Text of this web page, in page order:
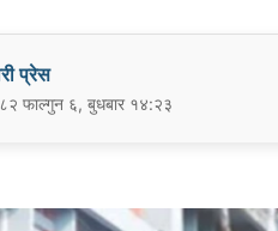
प्रेस
फाल्गुन ६, बुधबार १४:२३